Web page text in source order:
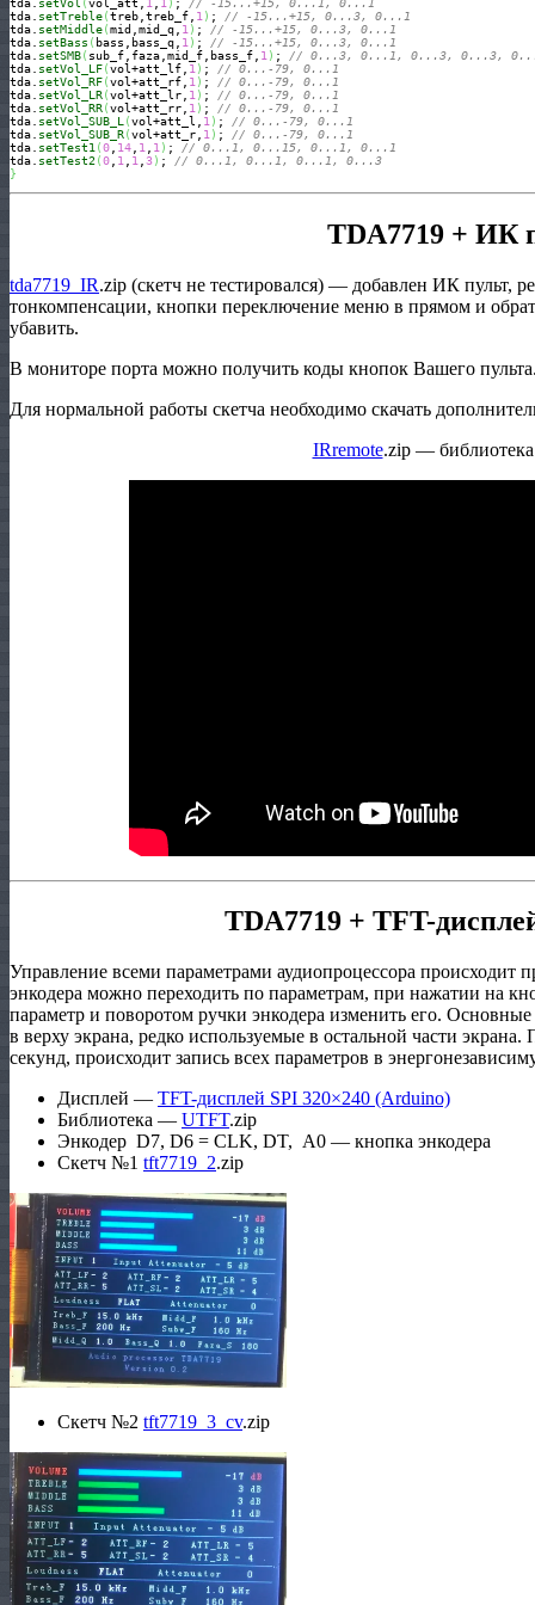
tda. setVol (vol_att, 1 1 ) ; // -15...+15, 0...1, 0...1
tda. setTreble(treb,treb_f, 1 ) ; // -15...+15, 0...3, 0...1
tda. setMiddle(mid,mid_q, 1 ) ; // -15...+15, 0...3, 0...1
tda. setBass ( bass,bass_q, 1 ) ; // -15...+15, 0...3, 0...1
tda. setSMB( sub_f,faza,mid_f,bass_f, 1 ) ; // 0...3, 0...1, 0...3, 0...3,
tda. setVol_LF(vol+att_lf, 1 ) ; // 0...-79, 0...1
tda. setVol_RF(vol+att_rf, 1 ) ; // 0...-79, 0...1
tda. setVol_LR(vol+att_lr, 1 ) ; // 0...-79, 0...1
tda. setVol_RR(vol+att_rr, 1 ) ; // 0...-79, 0...1
tda. setVol_SUB_L (vol+att_l, 1 ) ; // 0...-79, 0...1
tda. setVol_SUB_R(vol+att_r, 1 ) ; // 0...-79, 0...1
tda. setTest1 (0 14 1 1 ) ; // 0...1, 0...15, 0...1, 0...1
tda. setTest2 (0 1 1 3) ; // 0...1, 0...1, 0...1, 0...3
}
TDA7719 + ИК
tda7719_IR.zip (скетч не тестировался) — добавлен ИК пульт,
тонкомпенсации, кнопки переключение меню в прямом и
убавить.
В мониторе порта можно получить коды кнопок Вашего
Для нормальной работы скетча необходимо скачать
IRremote.zip — библиотека
TDA7719 + TFT-
Управление всеми параметрами аудиопроцессора происходит
энкодера можно переходить по параметрам, при нажатии на
параметр и поворотом ручки энкодера изменить его.
в верху экрана, редко используемые в остальной части
секунд, происходит запись всех параметров в
Дисплей — TFT-дисплей SPI 320×240 (Arduino)
Библиотека — UTFT.zip
Энкодер D7, D6 = CLK, DT, А0 — кнопка энкодера
Скетч №1 tft7719_2.zip
Скетч №2 tft7719_3_cv.zip